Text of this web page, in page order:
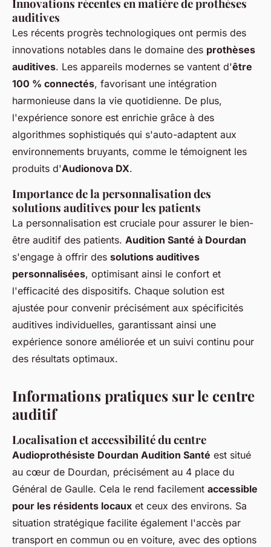
Innovations récentes en matière de prothèses
auditives
Les récents progrès technologiques ont permis des
innovations notables dans le domaine des prothèses
auditives. Les appareils modernes se vantent d'être
100 % connectés, favorisant une intégration
harmonieuse dans la vie quotidienne. De plus,
l'expérience sonore est enrichie grâce à des
algorithmes sophistiqués qui s'auto-adaptent aux
environnements bruyants, comme le témoignent les
produits d'Audionova DX.
Importance de la personnalisation des
solutions auditives pour les patients
La personnalisation est cruciale pour assurer le bien-
être auditif des patients. Audition Santé à Dourdan
s'engage à offrir des solutions auditives
personnalisées, optimisant ainsi le confort et
l'efficacité des dispositifs. Chaque solution est
ajustée pour convenir précisément aux spécificités
auditives individuelles, garantissant ainsi une
expérience sonore améliorée et un suivi continu pour
des résultats optimaux.
Informations pratiques sur le centre
auditif
Localisation et accessibilité du centre
Audioprothésiste Dourdan Audition Santé est situé
au cœur de Dourdan, précisément au 4 place du
Général de Gaulle. Cela le rend facilement accessible
pour les résidents locaux et ceux des environs. Sa
situation stratégique facilite également l'accès par
transport en commun ou en voiture, avec des options